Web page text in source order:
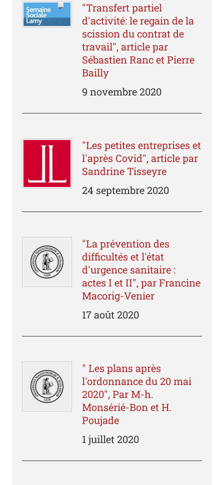
"Transfert partiel
d'activité: le regain de la
scission du contrat de
travail", article par
Sébastien Ranc et Pierre
Bailly
9 novembre 2020
"Les petites entreprises et
l'après Covid", article par
Sandrine Tisseyre
24 septembre 2020
"La prévention des
difficultés et l'état
d'urgence sanitaire :
actes I et II", par Francine
Macorig-Venier
17 août 2020
" Les plans après
l'ordonnance du 20 mai
2020", Par M-h.
Monsérié-Bon et H.
Poujade
1 juillet 2020